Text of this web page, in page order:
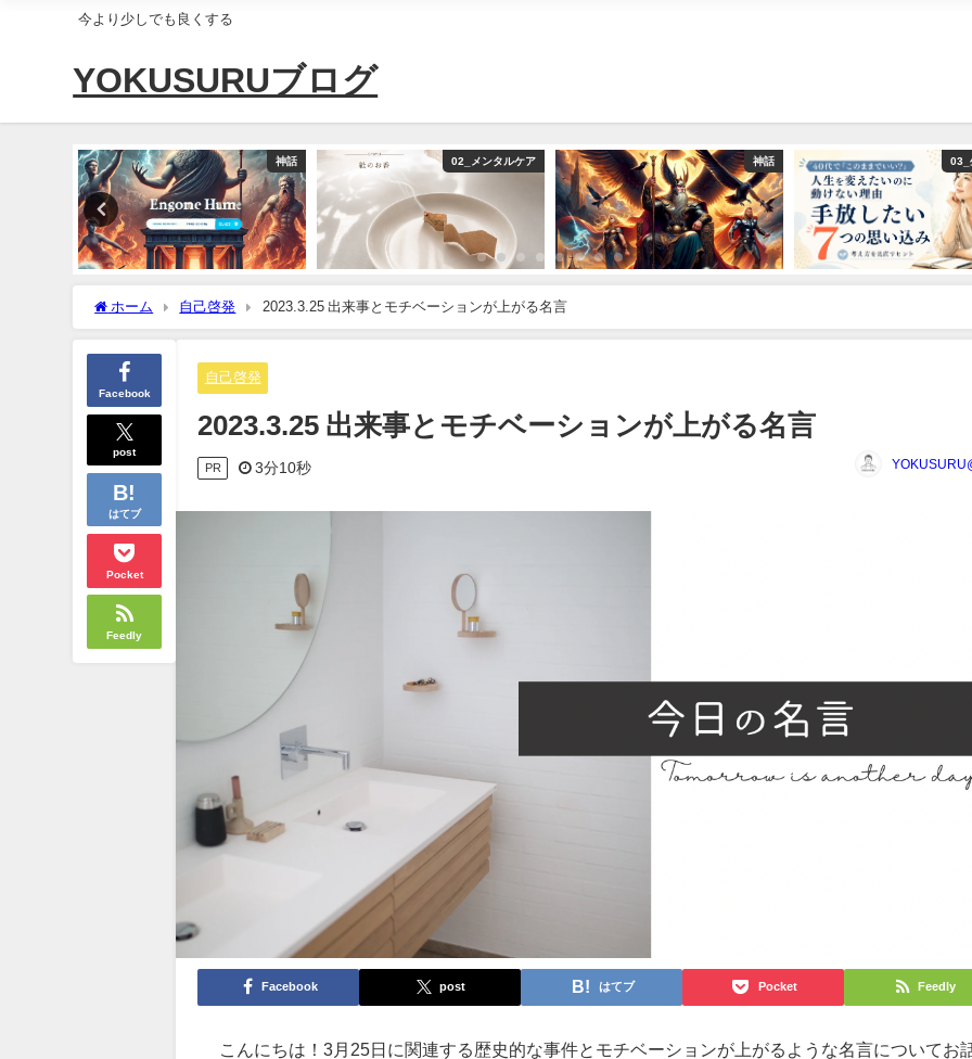
今より少しでも良くする
YOKUSURUブログ
神話 02_メンタルケア 神話 03_
ホーム 自己啓発 2023.3.25 出来事とモチベーションが上がる名言
Facebook
post
はてブ
Pocket
Feedly
自己啓発
2023.3.25 出来事とモチベーションが上がる名言
PR 3分10秒
Facebook post はてブ Pocket Feedly
こんにちは！3月25日に関連する歴史的な事件とモチベーションが上がるような名言についてお